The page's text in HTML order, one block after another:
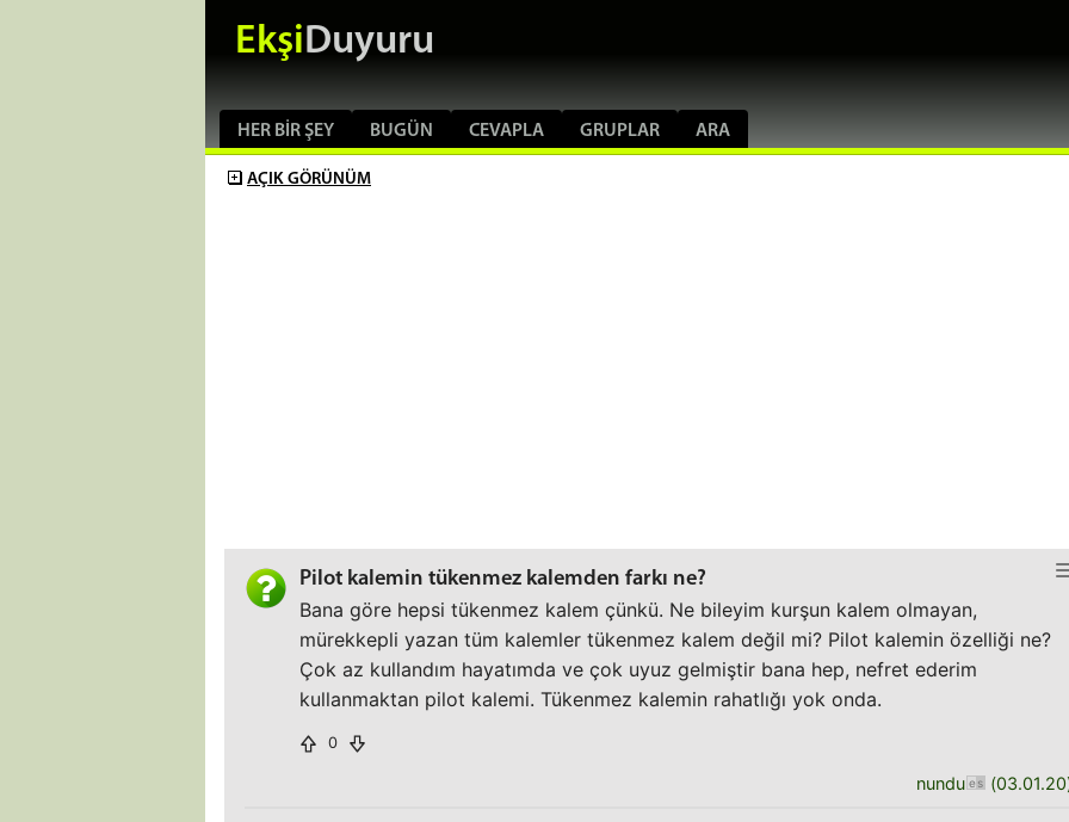
EkşiDuyuru
HER BIR ŞEY BUGÜN CEVAPLA GRUPLAR ARA
AÇIK GÖRÜNÜM
Pilot kalemin tükenmez kalemden farkı ne?
Bana göre hepsi tükenmez kalem çünkü. Ne bileyim kurşun kalem olmayan,
mürekkepli yazan tüm kalemler tükenmez kalem değil mi? Pilot kalemin özelliği ne?
Çok az kullandım hayatımda ve çok uyuz gelmiştir bana hep, nefret ederim
kullanmaktan pilot kalemi. Tükenmez kalemin rahatlığı yok onda.
0
nundu (03.01.20